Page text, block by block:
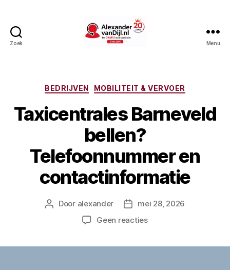
Zoek Menu
Categorieën
BEDRIJVEN MOBILITEIT & VERVOER
Taxicentrales Barneveld
bellen?
Telefoonnummer en
contactinformatie
Berichtauteur
Door alexander Berichtdatum
mei 28, 2026
Geen reactiesop